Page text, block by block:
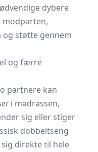
dybere
modparten,
og støtte gennem
og færre
partnere kan
i madrassen,
sig eller stiger
dobbeltseng
direkte til hele